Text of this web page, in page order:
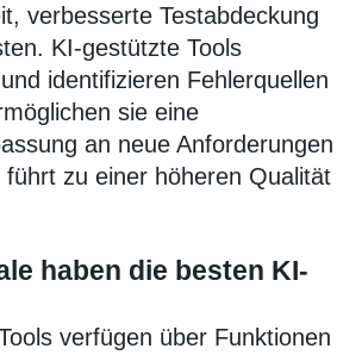
verbesserte Testabdeckung
KI-gestützte Tools
identifizieren Fehlerquellen
sie eine
an neue Anforderungen
zu einer höheren Qualität
haben die besten KI-
verfügen über Funktionen